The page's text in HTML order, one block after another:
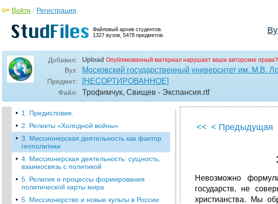
Файловый архив студентов.
1327 вузов, 5478 предметов.
Войти / Регистрация
Добавил: Upload Опубликованный материал нарушает ваши авторские права?
Вуз: Московский государственный университет им. М.В.
Предмет: [НЕСОРТИРОВАННОЕ]
Файл: Трофимчук, Свищев - Экспансия.rtf
• 1. Предисловие.
• 2. Реликты «Холодной войны»
• 3. Миссионерская деятельность как фактор
геополитики
• 4. Миссионерская деятельность: сущность,
взаимосвязь с политикой
• 5. Религия и процессы формирования
политической карты мира
• 5. Миссионерство и новые культы в России
<< < Предыдущая
Невозможно
государств, не
христианства. Мы